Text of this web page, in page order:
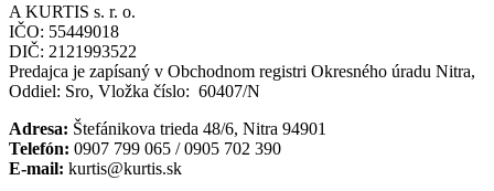
A KURTIS s. r. o.
IČO: 55449018
DIČ: 2121993522
Predajca je zapísaný v Obchodnom registri Okresného úradu Nitra,
Oddiel: Sro, Vložka číslo: 60407/N
Adresa: Štefánikova trieda 48/6, Nitra 94901
Telefón: 0907 799 065 / 0905 702 390
E-mail: kurtis@kurtis.sk